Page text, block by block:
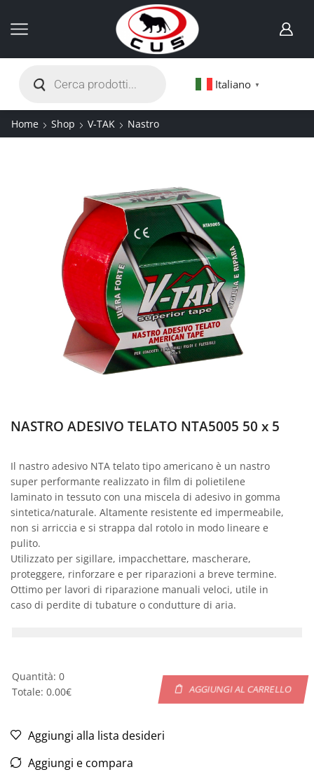
Italiano ▼
Home Shop V-TAK Nastro
NASTRO ADESIVO TELATO NTA5005 50 x 5
Il nastro adesivo NTA telato tipo americano è un nastro
super performante realizzato in film di polietilene
laminato in tessuto con una miscela di adesivo in gomma
sintetica/naturale. Altamente resistente ed impermeabile,
non si arriccia e si strappa dal rotolo in modo lineare e
pulito.
Utilizzato per sigillare, impacchettare, mascherare,
proteggere, rinforzare e per riparazioni a breve termine.
Ottimo per lavori di riparazione manuali veloci, utile in
caso di perdite di tubature o condutture di aria.
Quantità: 0
Totale: 0.00€
Your
is
AGGIUNGI AL CARRELLO
Aggiungi alla lista desideri
Aggiungi e compara